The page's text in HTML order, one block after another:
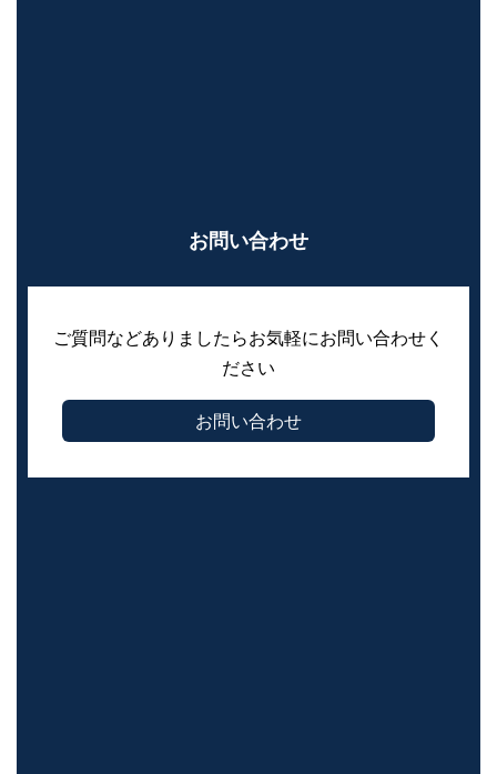
お問い合わせ
ご質問などありましたらお気軽にお問い合わせく
ださい
お問い合わせ